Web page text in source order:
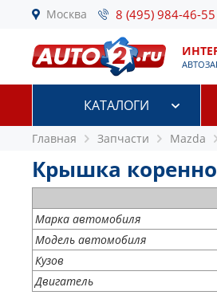
Москва 8 (495) 984-46-55
КАТАЛОГИ
Главная Запчасти Mazda
Крышка
Марка автомобиля
Модель автомобиля
Кузов
Двигатель